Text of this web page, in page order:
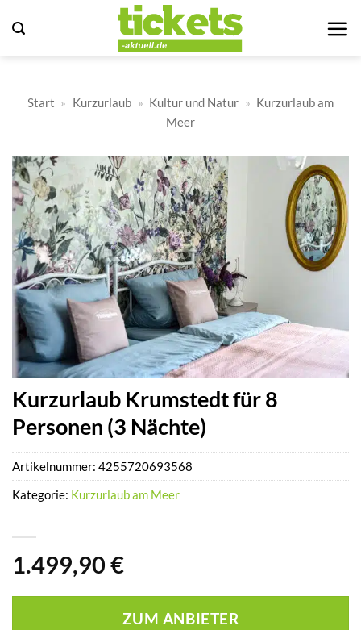
Inhalt
Start » Kurzurlaub » Kultur und Natur » Kurzurlaub am
Meer
Kurzurlaub Krumstedt für 8
Personen (3 Nächte)
1.499,90 €
ZUM ANBIETER
Artikelnummer: 4255720693568
Kategorie: Kurzurlaub am Meer